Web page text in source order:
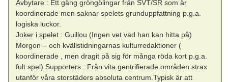
Avbytare : Ett gäng gröngölingar från SVT/SR som är
koordinerade men saknar spelets grunduppfattning p.g.a.
logiska luckor.
Joker i spelet : Guillou (Ingen vet vad han kan hitta på)
Morgon – och kvällstidningarnas kulturredaktioner (
koordinerade , men dragit på sig för många röda kort p.g.a.
fult spel) Supporters : Från vita gentrifierade områden strax
utanför våra storstäders absoluta centrum.Typisk är att